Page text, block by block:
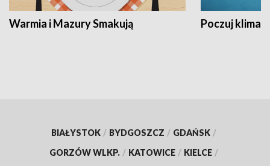
Warmia i Mazury Smakują Poczuj klimat
BIAŁYSTOK / BYDGOSZCZ / GDAŃSK /
GORZÓW WLKP. / KATOWICE / KIELCE /